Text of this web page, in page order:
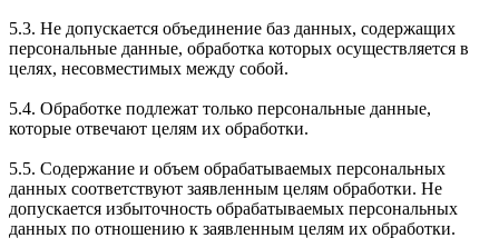
5.3. Не допускается объединение баз данных, содержащих
персональные данные, обработка которых осуществляется в
целях, несовместимых между собой.
5.4. Обработке подлежат только персональные данные,
которые отвечают целям их обработки.
5.5. Содержание и объем обрабатываемых персональных
данных соответствуют заявленным целям обработки. Не
допускается избыточность обрабатываемых персональных
данных по отношению к заявленным целям их обработки.